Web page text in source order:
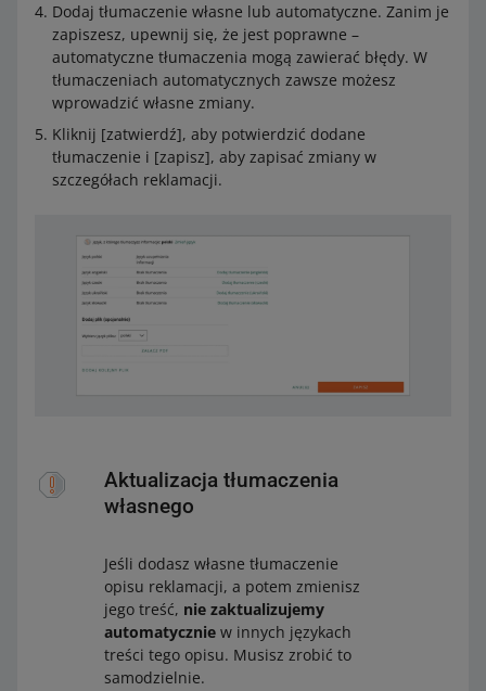
Dodaj tłumaczenie własne lub automatyczne. Zanim je
zapiszesz, upewnij się, że jest poprawne –
automatyczne tłumaczenia mogą zawierać błędy. W
tłumaczeniach automatycznych zawsze możesz
wprowadzić własne zmiany.
Kliknij [zatwierdź], aby potwierdzić dodane
tłumaczenie i [zapisz], aby zapisać zmiany w
szczegółach reklamacji.
Aktualizacja tłumaczenia
własnego
Jeśli dodasz własne tłumaczenie
opisu reklamacji, a potem zmienisz
jego treść, nie zaktualizujemy
automatycznie w innych językach
treści tego opisu. Musisz zrobić to
samodzielnie.